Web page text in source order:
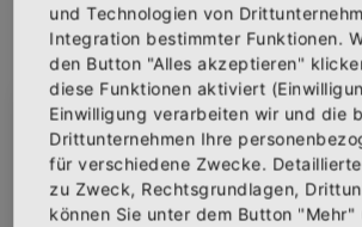
IN DEN
AUF DIE
BESCHREIBUNG INFOS
Abonniere jetzt unseren
Bekomme die aktuellsten News
Produkte und zudem einen 10%
und Technologien von
Integration bestimmter Funktionen.
den Button "Alles akzeptieren"
diese Funktionen aktiviert
Einwilligung verarbeiten wir und die
Drittunternehmen Ihre
für verschiedene Zwecke.
zu Zweck, Rechtsgrundlagen,
können Sie unter dem Button "Mehr"